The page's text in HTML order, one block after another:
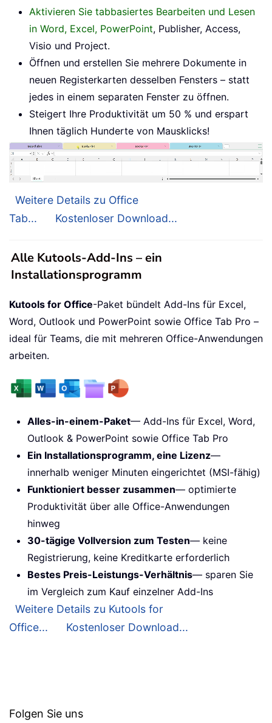
Aktivieren Sie tabbasiertes Bearbeiten und Lesen
in Word, Excel, PowerPoint, Publisher, Access,
Visio und Project.
Öffnen und erstellen Sie mehrere Dokumente in
neuen Registerkarten desselben Fensters – statt
jedes in einem separaten Fenster zu öffnen.
Steigert Ihre Produktivität um 50 % und erspart
Ihnen täglich Hunderte von Mausklicks!
Weitere Details zu Office
Tab...
Kostenloser Download...
Alle Kutools-Add-Ins – ein
Installationsprogramm
Kutools for Office-Paket bündelt Add-Ins für Excel,
Word, Outlook und PowerPoint sowie Office Tab Pro –
ideal für Teams, die mit mehreren Office-Anwendungen
arbeiten.
Alles-in-einem-Paket— Add-Ins für Excel, Word,
Outlook & PowerPoint sowie Office Tab Pro
Ein Installationsprogramm, eine Lizenz—
innerhalb weniger Minuten eingerichtet (MSI-fähig)
Funktioniert besser zusammen— optimierte
Produktivität über alle Office-Anwendungen
hinweg
30-tägige Vollversion zum Testen— keine
Registrierung, keine Kreditkarte erforderlich
Bestes Preis-Leistungs-Verhältnis— sparen Sie
im Vergleich zum Kauf einzelner Add-Ins
Weitere Details zu Kutools for
Office...
Kostenloser Download...
Folgen Sie uns